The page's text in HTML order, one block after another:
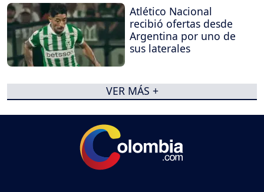
Atlético Nacional
recibió ofertas desde
Argentina por uno de
sus laterales
VER MÁS +